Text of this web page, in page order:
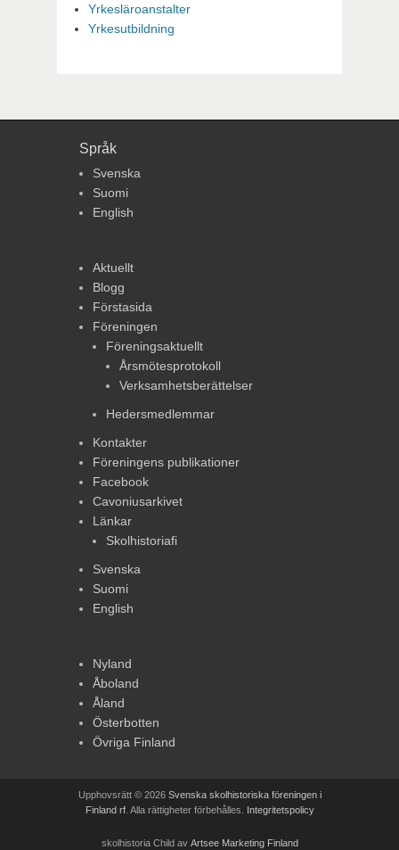
Yrkesläroanstalter
Yrkesutbildning
Språk
Svenska
Suomi
English
Aktuellt
Blogg
Förstasida
Föreningen
Föreningsaktuellt
Årsmötesprotokoll
Verksamhetsberättelser
Hedersmedlemmar
Kontakter
Föreningens publikationer
Facebook
Cavoniusarkivet
Länkar
Skolhistoriafi
Svenska
Suomi
English
Nyland
Åboland
Åland
Österbotten
Övriga Finland
Upphovsrätt © 2026 Svenska skolhistoriska föreningen i
Finland rf. Alla rättigheter förbehålles. Integritetspolicy
skolhistoria Child av Artsee Marketing Finland